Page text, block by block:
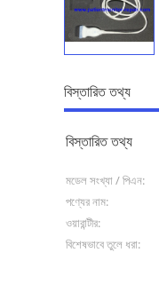
বিস্তারিত তথ্য
বিস্তারিত তথ্য
মডেল সংখ্যা / পিএন:
পণ্যের নাম:
ওয়ারান্টীর:
বিশেষভাবে তুলে ধরা: